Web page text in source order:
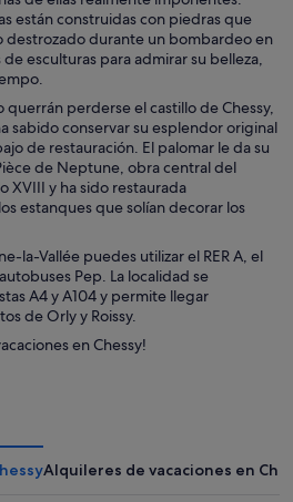
están construidas con piedras que
destrozado durante un bombardeo en
esculturas para admirar su belleza,
querrán perderse el castillo de Chessy,
sabido conservar su esplendor original
de restauración. El palomar le da su
de Neptune, obra central del
XVIII y ha sido restaurada
estanques que solían decorar los
la-Vallée puedes utilizar el RER A, el
Pep. La localidad se
A4 y A104 y permite llegar
de Orly y Roissy.
en Chessy!
Alquileres de vacaciones en